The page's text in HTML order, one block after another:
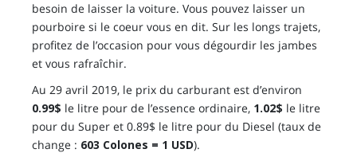
besoin de laisser la voiture. Vous pouvez laisser un
pourboire si le coeur vous en dit. Sur les longs trajets,
profitez de l’occasion pour vous dégourdir les jambes
et vous rafraîchir.
Au 29 avril 2019, le prix du carburant est d’environ
0.99$ le litre pour de l’essence ordinaire, 1.02$ le litre
pour du Super et 0.89$ le litre pour du Diesel (taux de
change : 603 Colones = 1 USD).